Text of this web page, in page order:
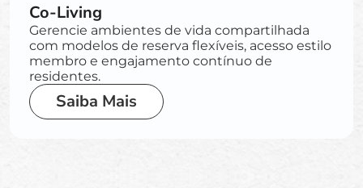
Co-Living
Gerencie ambientes de vida compartilhada
com modelos de reserva flexíveis, acesso estilo
membro e engajamento contínuo de
residentes.
Saiba Mais